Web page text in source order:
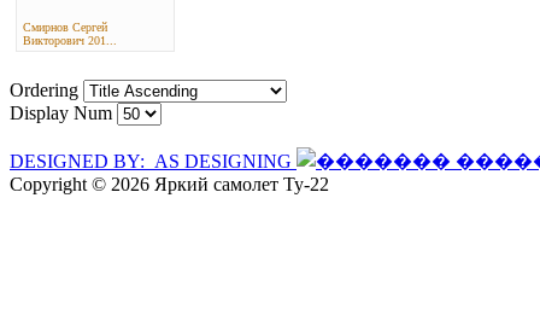
Смирнов Сергей
Викторович 201...
Ordering
Display Num
DESIGNED BY: AS DESIGNING
Copyright © 2026 Яркий самолет Ту-22